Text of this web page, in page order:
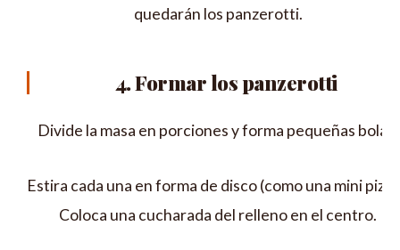
quedarán los panzerotti.
4. Formar los panzerotti
Divide la masa en porciones y forma pequeñas bolas.
Estira cada una en forma de disco (como una mini
Coloca una cucharada del relleno en el centro.